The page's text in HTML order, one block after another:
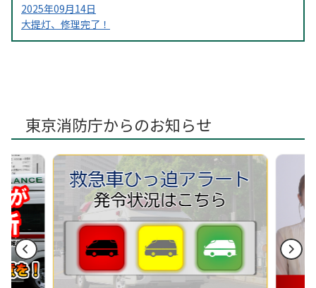
2025年09月14日
大提灯、修理完了！
はたらく消防の写生会入賞作品を掲示しました。②
東京消防庁からのお知らせ